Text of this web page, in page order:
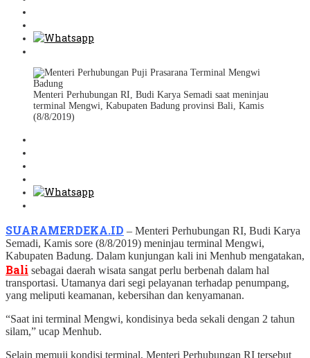
Menteri Perhubungan RI, Budi Karya Semadi saat meninjau
terminal Mengwi, Kabupaten Badung provinsi Bali, Kamis
(8/8/2019)
SUARAMERDEKA.ID – Menteri Perhubungan RI, Budi Karya
Semadi, Kamis sore (8/8/2019) meninjau terminal Mengwi,
Kabupaten Badung. Dalam kunjungan kali ini Menhub mengatakan,
Bali sebagai daerah wisata sangat perlu berbenah dalam hal
transportasi. Utamanya dari segi pelayanan terhadap penumpang,
yang meliputi keamanan, kebersihan dan kenyamanan.
“Saat ini terminal Mengwi, kondisinya beda sekali dengan 2 tahun
silam,” ucap Menhub.
Selain memuji kondisi terminal, Menteri Perhubungan RI tersebut